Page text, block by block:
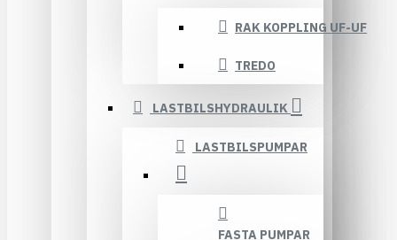
RAK KOPPLING UF-UF
TREDO
LASTBILSHYDRAULIK
LASTBILSPUMPAR
FASTA PUMPAR